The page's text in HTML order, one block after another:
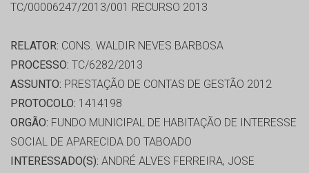
TC/00006247/2013/001 RECURSO 2013
RELATOR: CONS. WALDIR NEVES BARBOSA
PROCESSO: TC/6282/2013
ASSUNTO: PRESTAÇÃO DE CONTAS DE GESTÃO 2012
PROTOCOLO: 1414198
ORGÃO: FUNDO MUNICIPAL DE HABITAÇÃO DE INTERESSE
SOCIAL DE APARECIDA DO TABOADO
INTERESSADO(S): ANDRÉ ALVES FERREIRA, JOSE